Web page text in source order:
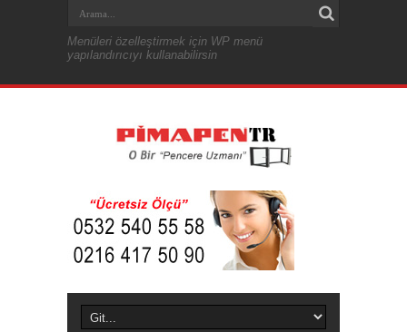
Menüleri özelleştirmek için WP menü
yapılandırıcıyı kullanabilirsin